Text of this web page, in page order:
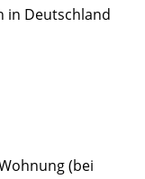
in Deutschland
(bei